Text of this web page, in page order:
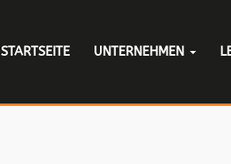
STARTSEITE UNTERNEHMEN